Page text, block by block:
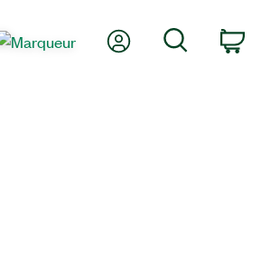
Mon compte